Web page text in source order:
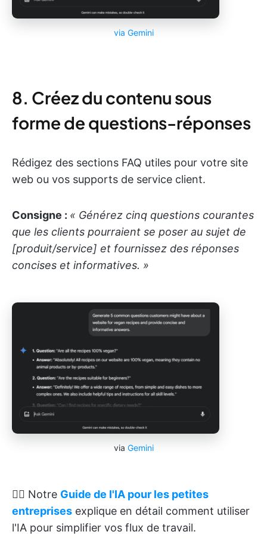
via Gemini
8. Créez du contenu sous
forme de questions-réponses
Rédigez des sections FAQ utiles pour votre site
web ou vos supports de service client.
Consigne : « Générez cinq questions courantes
que les clients pourraient se poser au sujet de
[produit/service] et fournissez des réponses
concises et informatives. »
via Gemini
👉🏽 Notre Guide de l'IA pour les petites
entreprises explique en détail comment utiliser
l'IA pour simplifier vos flux de travail.